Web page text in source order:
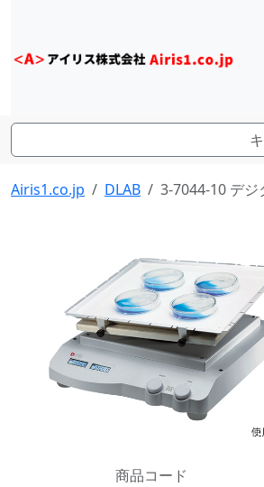
Airis1.co.jp DLAB 3-7044-10 デ
商品コード